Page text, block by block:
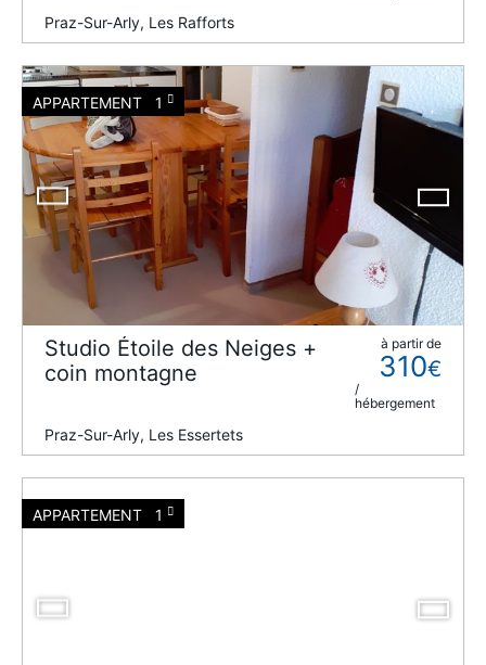
Praz-Sur-Arly, Les Rafforts
APPARTEMENT 1
Studio Étoile des Neiges +
coin montagne
Praz-Sur-Arly, Les Essertets
à partir de
310€
/
hébergement
APPARTEMENT 1